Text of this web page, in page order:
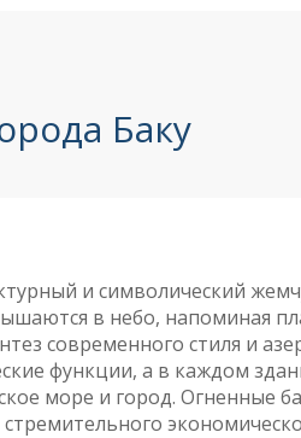
Баку
и символический
в небо, напоминая
современного стиля и
функции, а в каждом
море и город. Огненные